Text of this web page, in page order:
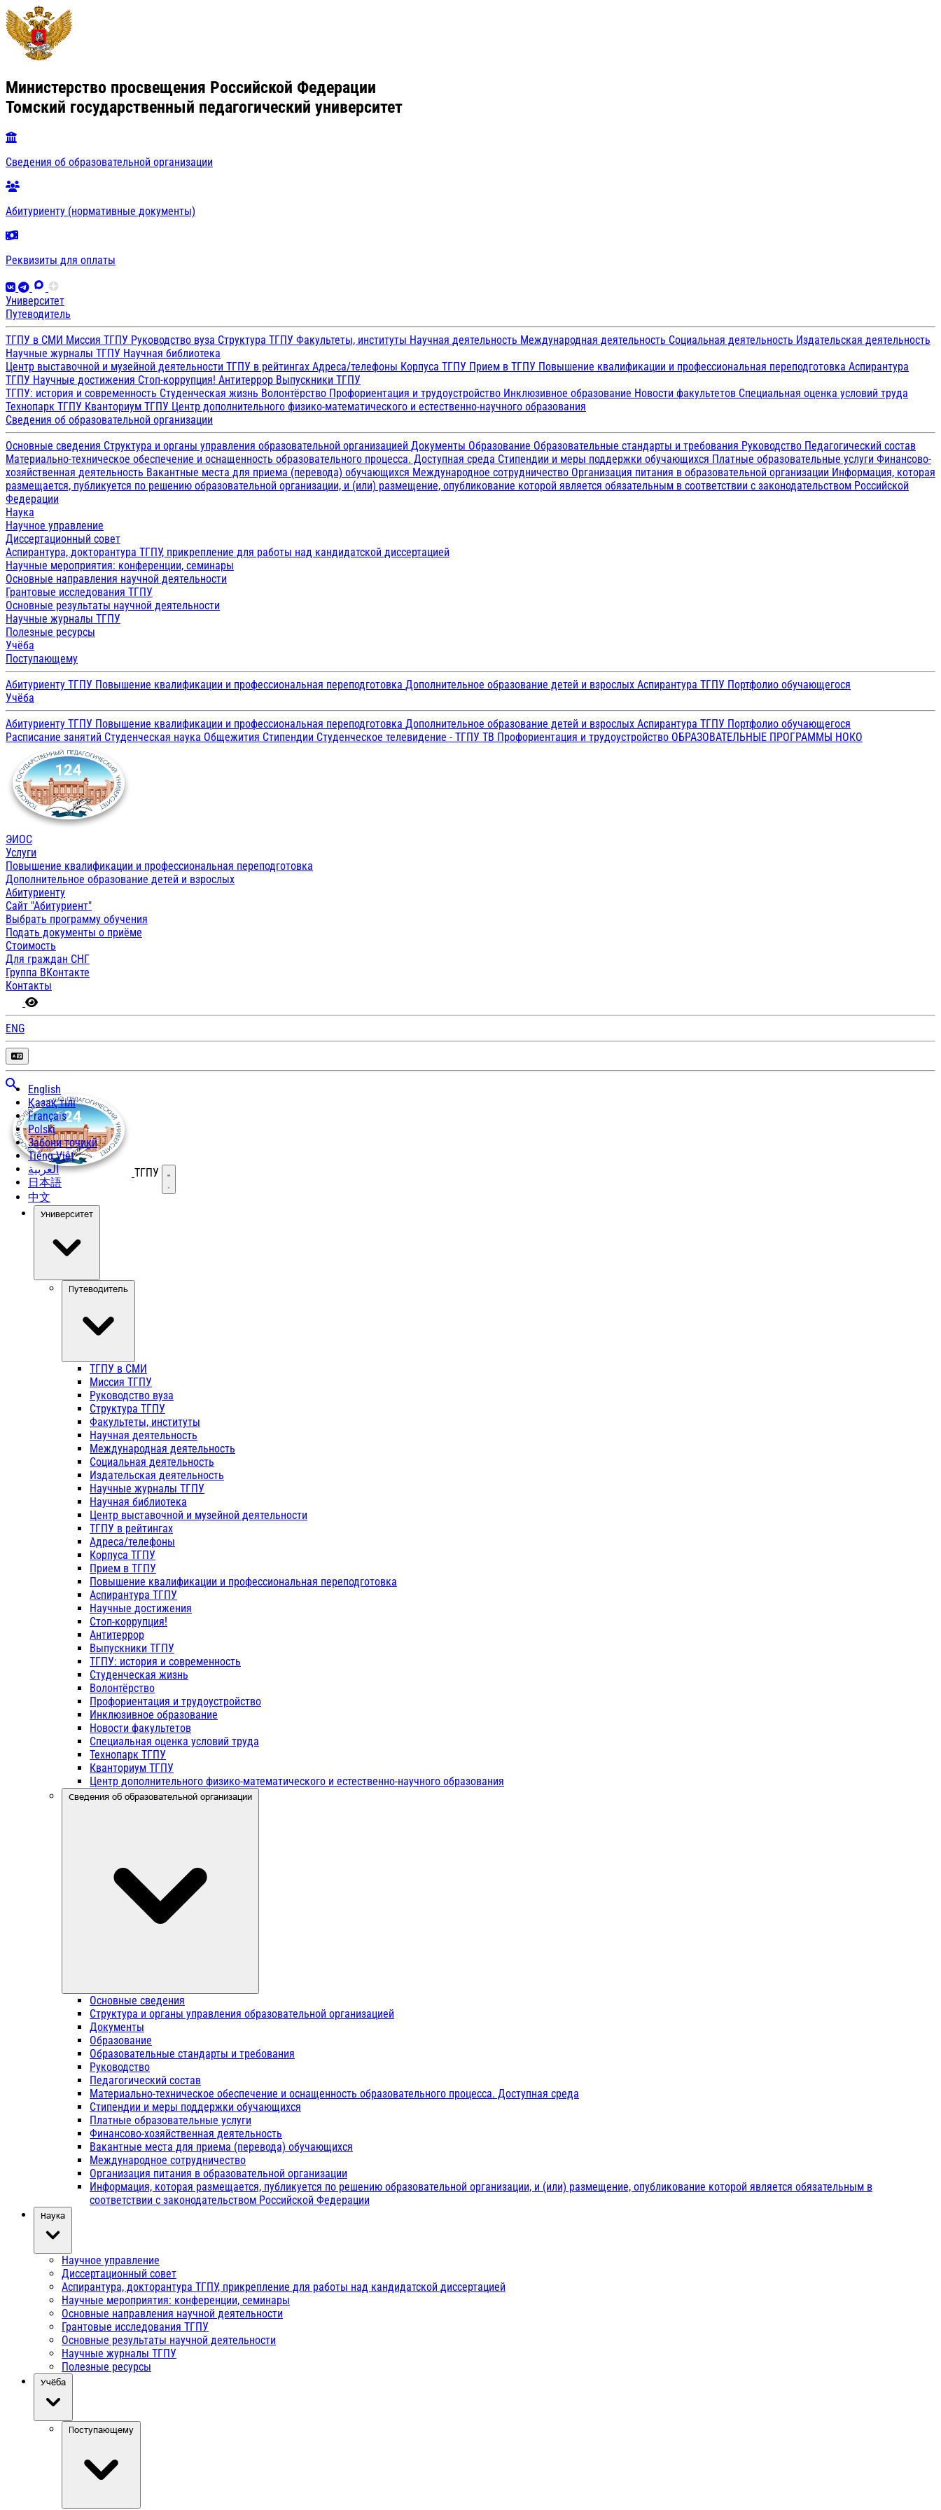
Министерство просвещения Российской Федерации
Томский государственный педагогический университет
Сведения об образовательной организации
Абитуриенту (нормативные документы)
Реквизиты для оплаты
Университет
Путеводитель
ТГПУ в СМИ Миссия ТГПУ Руководство вуза Структура ТГПУ Факультеты, институты Научная деятельность Международная деятельность Социальная деятельность Издательская деятельность
Научные журналы ТГПУ Научная библиотека
Центр выставочной и музейной деятельности ТГПУ в рейтингах Адреса/телефоны Корпуса ТГПУ Прием в ТГПУ Повышение квалификации и профессиональная переподготовка Аспирантура
ТГПУ Научные достижения Стоп-коррупция! Антитеррор Выпускники ТГПУ
ТГПУ: история и современность Студенческая жизнь Волонтёрство Профориентация и трудоустройство Инклюзивное образование Новости факультетов Специальная оценка условий труда
Технопарк ТГПУ Кванториум ТГПУ Центр дополнительного физико-математического и естественно-научного образования
Сведения об образовательной организации
Основные сведения Структура и органы управления образовательной организацией Документы Образование Образовательные стандарты и требования Руководство Педагогический состав
Материально-техническое обеспечение и оснащенность образовательного процесса. Доступная среда Стипендии и меры поддержки обучающихся Платные образовательные услуги Финансово-
хозяйственная деятельность Вакантные места для приема (перевода) обучающихся Международное сотрудничество Организация питания в образовательной организации Информация, которая
размещается, публикуется по решению образовательной организации, и (или) размещение, опубликование которой является обязательным в соответствии с законодательством Российской
Федерации
Наука
Научное управление
Диссертационный совет
Аспирантура, докторантура ТГПУ, прикрепление для работы над кандидатской диссертацией
Научные мероприятия: конференции, семинары
Основные направления научной деятельности
Грантовые исследования ТГПУ
Основные результаты научной деятельности
Научные журналы ТГПУ
Полезные ресурсы
Учёба
Поступающему
Абитуриенту ТГПУ Повышение квалификации и профессиональная переподготовка Дополнительное образование детей и взрослых Аспирантура ТГПУ Портфолио обучающегося
Учёба
Абитуриенту ТГПУ Повышение квалификации и профессиональная переподготовка Дополнительное образование детей и взрослых Аспирантура ТГПУ Портфолио обучающегося
Расписание занятий Студенческая наука Общежития Стипендии Студенческое телевидение - ТГПУ ТВ Профориентация и трудоустройство ОБРАЗОВАТЕЛЬНЫЕ ПРОГРАММЫ НОКО
ЭИОС
Услуги
Повышение квалификации и профессиональная переподготовка
Дополнительное образование детей и взрослых
Абитуриенту
Сайт "Абитуриент"
Выбрать программу обучения
Подать документы о приёме
Стоимость
Для граждан СНГ
Группа ВКонтакте
Контакты
ENG
English
Қазақ тілі
Français
Polski
Забони тоҷикӣ
Tiếng Việt
العربية
日本語
中文
ТГПУ Открыть меню
Университет
Путеводитель
ТГПУ в СМИ
Миссия ТГПУ
Руководство вуза
Структура ТГПУ
Факультеты, институты
Научная деятельность
Международная деятельность
Социальная деятельность
Издательская деятельность
Научные журналы ТГПУ
Научная библиотека
Центр выставочной и музейной деятельности
ТГПУ в рейтингах
Адреса/телефоны
Корпуса ТГПУ
Прием в ТГПУ
Повышение квалификации и профессиональная переподготовка
Аспирантура ТГПУ
Научные достижения
Стоп-коррупция!
Антитеррор
Выпускники ТГПУ
ТГПУ: история и современность
Студенческая жизнь
Волонтёрство
Профориентация и трудоустройство
Инклюзивное образование
Новости факультетов
Специальная оценка условий труда
Технопарк ТГПУ
Кванториум ТГПУ
Центр дополнительного физико-математического и естественно-научного образования
Сведения об образовательной организации
Основные сведения
Структура и органы управления образовательной организацией
Документы
Образование
Образовательные стандарты и требования
Руководство
Педагогический состав
Материально-техническое обеспечение и оснащенность образовательного процесса. Доступная среда
Стипендии и меры поддержки обучающихся
Платные образовательные услуги
Финансово-хозяйственная деятельность
Вакантные места для приема (перевода) обучающихся
Международное сотрудничество
Организация питания в образовательной организации
Информация, которая размещается, публикуется по решению образовательной организации, и (или) размещение, опубликование которой является обязательным в
соответствии с законодательством Российской Федерации
Наука
Научное управление
Диссертационный совет
Аспирантура, докторантура ТГПУ, прикрепление для работы над кандидатской диссертацией
Научные мероприятия: конференции, семинары
Основные направления научной деятельности
Грантовые исследования ТГПУ
Основные результаты научной деятельности
Научные журналы ТГПУ
Полезные ресурсы
Учёба
Поступающему